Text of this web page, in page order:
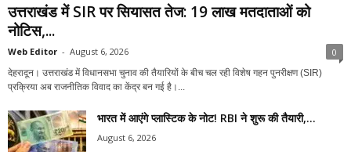
उत्तराखंड में SIR पर सियासत तेज: 19 लाख मतदाताओं को
नोटिस,...
Web Editor - August 6, 2026 0
देहरादून। उत्तराखंड में विधानसभा चुनाव की तैयारियों के बीच चल रही विशेष गहन पुनरीक्षण (SIR)
प्रक्रिया अब राजनीतिक विवाद का केंद्र बन गई है।...
भारत में आएंगे प्लास्टिक के नोट! RBI ने शुरू की तैयारी,...
August 6, 2026